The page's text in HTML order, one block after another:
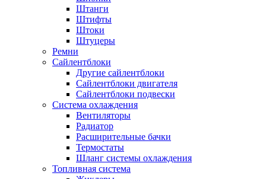
Штанги
Штифты
Штоки
Штуцеры
Ремни
Сайлентблоки
Другие сайлентблоки
Сайлентблоки двигателя
Сайлентблоки подвески
Система охлаждения
Вентиляторы
Радиатор
Расширительные бачки
Термостаты
Шланг системы охлаждения
Топливная система